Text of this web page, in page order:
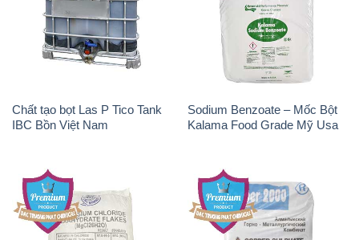
Chất tạo bọt Las P Tico Tank
IBC Bồn Việt Nam
Sodium Benzoate – Mốc Bột
Kalama Food Grade Mỹ Usa